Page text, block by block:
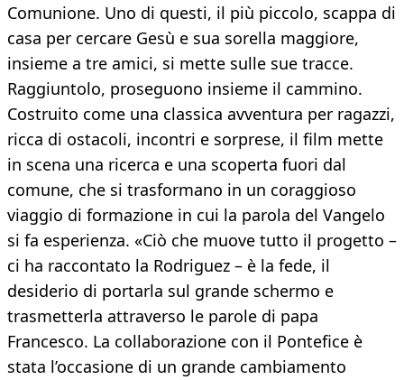
Comunione. Uno di questi, il più piccolo, scappa di
casa per cercare Gesù e sua sorella maggiore,
insieme a tre amici, si mette sulle sue tracce.
Raggiuntolo, proseguono insieme il cammino.
Costruito come una classica avventura per ragazzi,
ricca di ostacoli, incontri e sorprese, il film mette
in scena una ricerca e una scoperta fuori dal
comune, che si trasformano in un coraggioso
viaggio di formazione in cui la parola del Vangelo
si fa esperienza. «Ciò che muove tutto il progetto –
ci ha raccontato la Rodriguez – è la fede, il
desiderio di portarla sul grande schermo e
trasmetterla attraverso le parole di papa
Francesco. La collaborazione con il Pontefice è
stata l’occasione di un grande cambiamento